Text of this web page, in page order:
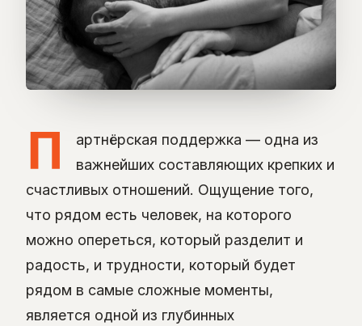
П
артнёрская поддержка — одна из
важнейших составляющих крепких и
счастливых отношений. Ощущение того,
что рядом есть человек, на которого
можно опереться, который разделит и
радость, и трудности, который будет
рядом в самые сложные моменты,
является одной из глубинных